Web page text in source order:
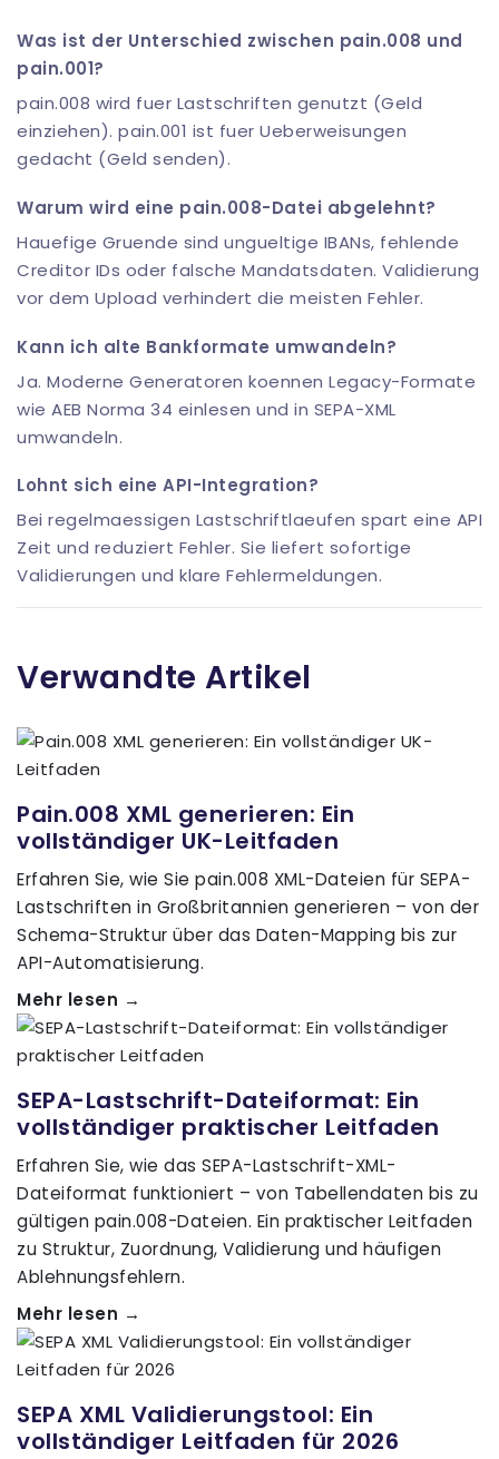
Was ist der Unterschied zwischen pain.008 und
pain.001?
pain.008 wird fuer Lastschriften genutzt (Geld
einziehen). pain.001 ist fuer Ueberweisungen
gedacht (Geld senden).
Warum wird eine pain.008-Datei abgelehnt?
Hauefige Gruende sind ungueltige IBANs, fehlende
Creditor IDs oder falsche Mandatsdaten. Validierung
vor dem Upload verhindert die meisten Fehler.
Kann ich alte Bankformate umwandeln?
Ja. Moderne Generatoren koennen Legacy-Formate
wie AEB Norma 34 einlesen und in SEPA-XML
umwandeln.
Lohnt sich eine API-Integration?
Bei regelmaessigen Lastschriftlaeufen spart eine API
Zeit und reduziert Fehler. Sie liefert sofortige
Validierungen und klare Fehlermeldungen.
Verwandte Artikel
Pain.008 XML generieren: Ein
vollständiger UK-Leitfaden
Erfahren Sie, wie Sie pain.008 XML-Dateien für SEPA-
Lastschriften in Großbritannien generieren – von der
Schema-Struktur über das Daten-Mapping bis zur
API-Automatisierung.
Mehr lesen →
SEPA-Lastschrift-Dateiformat: Ein
vollständiger praktischer Leitfaden
Erfahren Sie, wie das SEPA-Lastschrift-XML-
Dateiformat funktioniert – von Tabellendaten bis zu
gültigen pain.008-Dateien. Ein praktischer Leitfaden
zu Struktur, Zuordnung, Validierung und häufigen
Ablehnungsfehlern.
Mehr lesen →
SEPA XML Validierungstool: Ein
vollständiger Leitfaden für 2026